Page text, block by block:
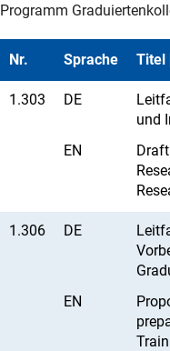
Programm
Nr. Sprache Titel
1.303 DE
und
EN
1.306 DE
EN